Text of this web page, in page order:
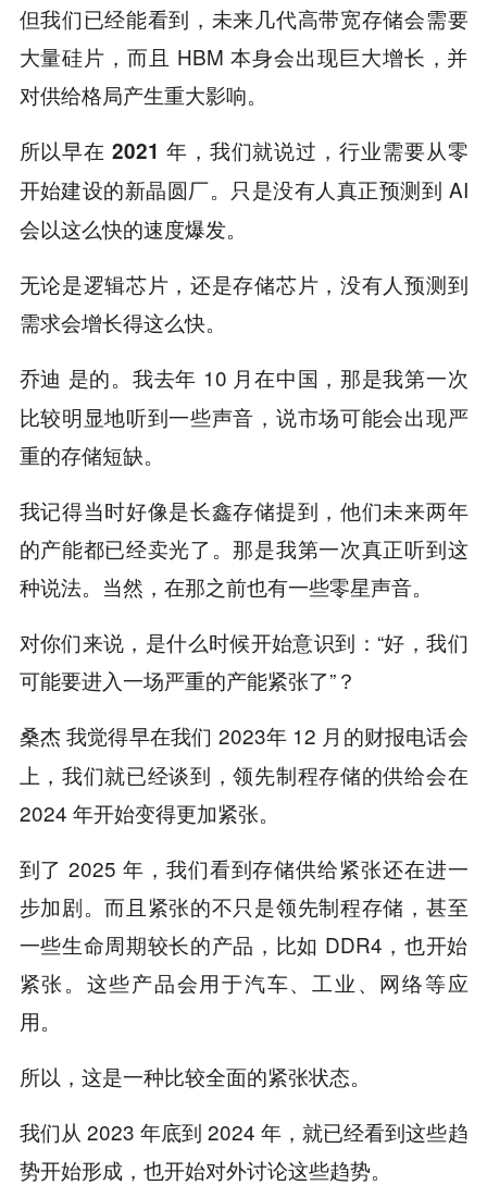
但我们已经能看到，未来几代高带宽存储会需要
大量硅片，而且 HBM 本身会出现巨大增长，并
对供给格局产生重大影响。
所以早在 2021 年，我们就说过，行业需要从零
开始建设的新晶圆厂。 只是没有人真正预测到 AI
会以这么快的速度爆发。
无论是逻辑芯片，还是存储芯片，没有人预测到
需求会增长得这么快。
乔迪 是的。我去年 10 月在中国，那是我第一次
比较明显地听到一些声音，说市场可能会出现严
重的存储短缺。
我记得当时好像是长鑫存储提到，他们未来两年
的产能都已经卖光了。那是我第一次真正听到这
种说法。当然，在那之前也有一些零星声音。
对你们来说，是什么时候开始意识到：“好，我们
可能要进入一场严重的产能紧张了”？
桑杰我觉得早在我们 2023年 12 月的财报电话会
上，我们就已经谈到，领先制程存储的供给会在
2024 年开始变得更加紧张。
到了 2025 年，我们看到存储供给紧张还在进一
步加剧。而且紧张的不只是领先制程存储，甚至
一些生命周期较长的产品，比如 DDR4，也开始
紧张。这些产品会用于汽车、工业、网络等应
用。
所以，这是一种比较全面的紧张状态。
我们从 2023 年底到 2024 年，就已经看到这些趋
势开始形成，也开始对外讨论这些趋势。